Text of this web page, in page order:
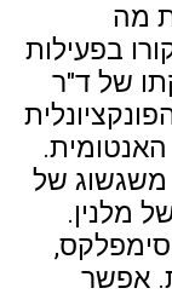
מה
בפעילות
של ד"ר
משגשוג של
מלנין.
אפשר